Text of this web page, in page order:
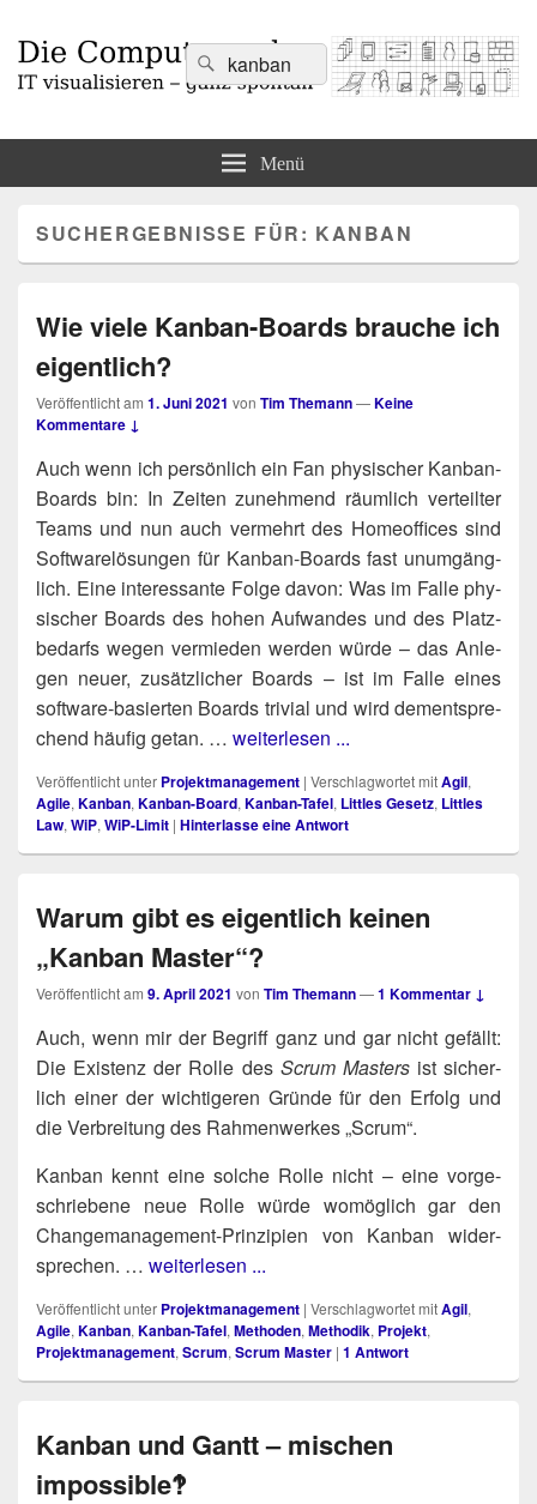
Suchen
nach:
Suchen
Menü
SUCHERGEBNISSE FÜR: KANBAN
Wie viele Kanban-Boards brauche ich
eigentlich?
Veröffentlicht am 1. Juni 2021 von Tim Themann—Keine
Kommentare ↓
Auch wenn ich per­sön­lich ein Fan phy­si­scher Kan­ban-
Boards bin: In Zei­ten zuneh­mend räum­lich ver­teil­ter
Teams und nun auch ver­mehrt des Home­of­fices sind
Soft­ware­lö­sun­gen für Kan­ban-Boards fast unum­gäng­
lich. Eine inter­es­san­te Fol­ge davon: Was im Fal­le phy­
si­scher Boards des hohen Auf­wan­des und des Platz­
be­darfs wegen ver­mie­den wer­den wür­de – das Anle­
gen neu­er, zusätz­li­cher Boards – ist im Fal­le eines
soft­ware-basier­ten Boards tri­vi­al und wird dem­entspre­
chend häu­fig getan. … weiterlesen ...
Veröffentlicht unter Projektmanagement | Verschlagwortet mitAgil,
Agile, Kanban, Kanban-Board, Kanban-Tafel, Littles Gesetz, Littles
Law, WiP, WiP-Limit | Hinterlasse eine Antwort
Warum gibt es eigentlich keinen
„Kanban Master“?
Veröffentlicht am 9. April 2021 von Tim Themann—1 Kommentar ↓
Auch, wenn mir der Begriff ganz und gar nicht gefällt:
Die Exis­tenz der Rol­le des Scrum Mas­tersist sicher­
lich einer der wich­ti­ge­ren Grün­de für den Erfolg und
die Ver­brei­tung des Rah­men­wer­kes „Scrum“.
Kan­ban kennt eine sol­che Rol­le nicht – eine vor­ge­
schrie­be­ne neue Rol­le wür­de womög­lich gar den
Chan­ge­ma­nage­ment-Prin­zi­pi­en von Kan­ban wider­
spre­chen. … weiterlesen ...
Veröffentlicht unter Projektmanagement | Verschlagwortet mitAgil,
Agile, Kanban, Kanban-Tafel, Methoden, Methodik, Projekt,
Projektmanagement, Scrum, Scrum Master | 1 Antwort
Kanban und Gantt – mischen
impossible‽